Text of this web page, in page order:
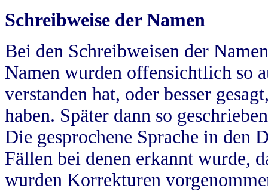
Schreibweise der Namen
Bei den Schreibweisen der
Namen wurden offensichtlich so
verstanden hat, oder besser
haben. Später dann so
Die gesprochene Sprache in
Fällen bei denen erkannt wurde,
wurden Korrekturen